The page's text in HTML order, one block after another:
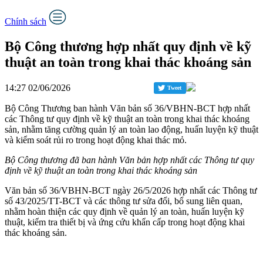
Chính sách
Bộ Công thương hợp nhất quy định về kỹ
thuật an toàn trong khai thác khoáng sản
14:27 02/06/2026 Tweet
Bộ Công Thương ban hành Văn bản số 36/VBHN-BCT hợp nhất
các Thông tư quy định về kỹ thuật an toàn trong khai thác khoáng
sản, nhằm tăng cường quản lý an toàn lao động, huấn luyện kỹ thuật
và kiểm soát rủi ro trong hoạt động khai thác mỏ.
Bộ Công thương đã ban hành Văn bản hợp nhất các Thông tư quy
định về kỹ thuật an toàn trong khai thác khoáng sản
Văn bản số 36/VBHN-BCT ngày 26/5/2026 hợp nhất các Thông tư
số 43/2025/TT-BCT và các thông tư sửa đổi, bổ sung liên quan,
nhằm hoàn thiện các quy định về quản lý an toàn, huấn luyện kỹ
thuật, kiểm tra thiết bị và ứng cứu khẩn cấp trong hoạt động khai
thác khoáng sản.